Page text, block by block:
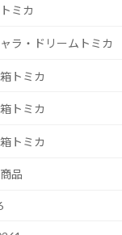
ミカ
ラ・ドリームトミカ
トミカ
トミカ
トミカ
品